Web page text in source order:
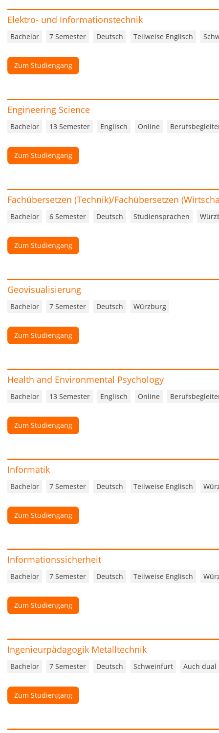
Elektro- und Informationstechnik
Bachelor 7 Semester Deutsch Teilweise Englisch
Zum Studiengang
Engineering Science
Bachelor 13 Semester Englisch Online
Zum Studiengang
Fachübersetzen (Technik)/Fachübersetzen
Bachelor 6 Semester Deutsch Studiensprachen
Zum Studiengang
Geovisualisierung
Bachelor 7 Semester Deutsch Würzburg
Zum Studiengang
Health and Environmental Psychology
Bachelor 13 Semester Englisch Online
Zum Studiengang
Informatik
Bachelor 7 Semester Deutsch Teilweise Englisch
Zum Studiengang
Informationssicherheit
Bachelor 7 Semester Deutsch Teilweise Englisch
Zum Studiengang
Ingenieurpädagogik Metalltechnik
Bachelor 7 Semester Deutsch Schweinfurt Auch dual
Zum Studiengang